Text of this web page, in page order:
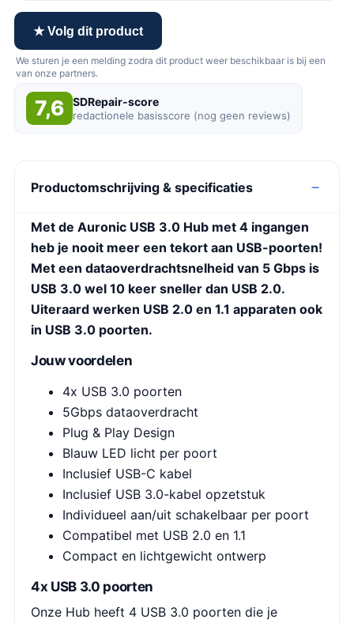
★ Volg dit product
We sturen je een melding zodra dit product weer beschikbaar is bij een
van onze partners.
7,6 SDRepair-score
redactionele basisscore (nog geen reviews)
Productomschrijving & specificaties
Met de Auronic USB 3.0 Hub met 4 ingangen
heb je nooit meer een tekort aan USB-poorten!
Met een dataoverdrachtsnelheid van 5 Gbps is
USB 3.0 wel 10 keer sneller dan USB 2.0.
Uiteraard werken USB 2.0 en 1.1 apparaten ook
in USB 3.0 poorten.
Jouw voordelen
4x USB 3.0 poorten
5Gbps dataoverdracht
Plug & Play Design
Blauw LED licht per poort
Inclusief USB-C kabel
Inclusief USB 3.0-kabel opzetstuk
Individueel aan/uit schakelbaar per poort
Compatibel met USB 2.0 en 1.1
Compact en lichtgewicht ontwerp
4x USB 3.0 poorten
Onze Hub heeft 4 USB 3.0 poorten die je